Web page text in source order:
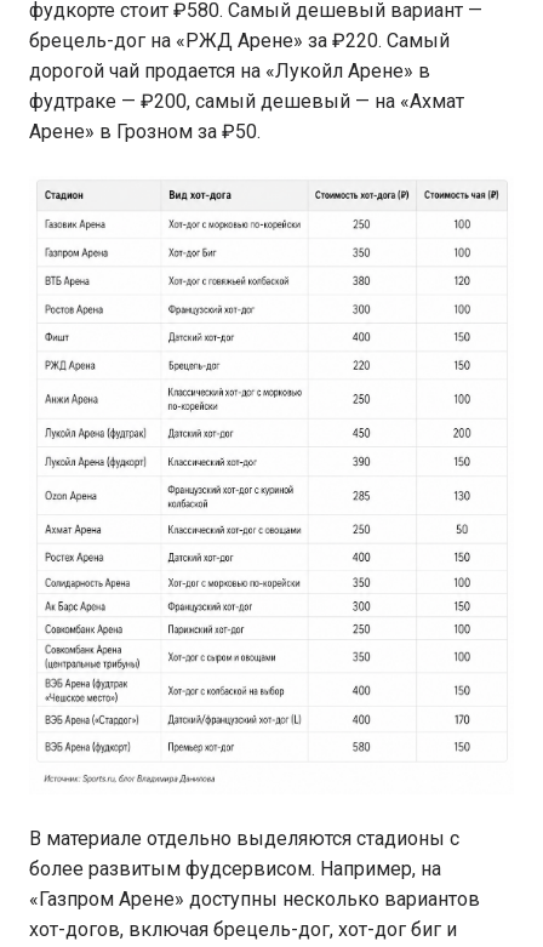
фудкорте стоит ₽580. Самый дешевый вариант —
брецель-дог на «РЖД Арене» за ₽220. Самый
дорогой чай продается на «Лукойл Арене» в
фудтраке — ₽200, самый дешевый — на «Ахмат
Арене» в Грозном за ₽50.
В материале отдельно выделяются стадионы с
более развитым фудсервисом. Например, на
«Газпром Арене» доступны несколько вариантов
хот-догов, включая брецель-дог, хот-дог биг и